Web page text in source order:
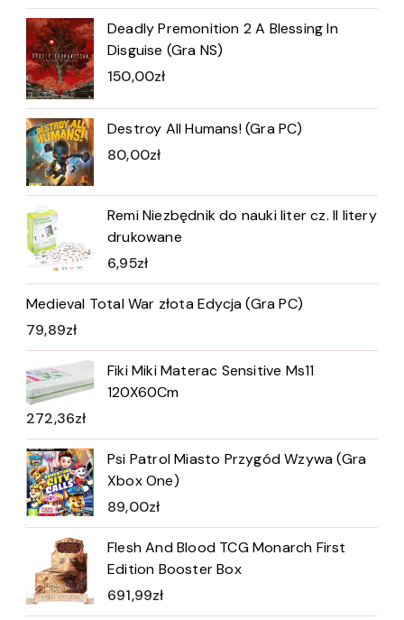
Deadly Premonition 2 A Blessing In
Disguise (Gra NS)
150,00zł
Destroy All Humans! (Gra PC)
80,00zł
Remi Niezbędnik do nauki liter cz. II litery
drukowane
6,95zł
Medieval Total War złota Edycja (Gra PC)
79,89zł
Fiki Miki Materac Sensitive Ms11
120X60Cm
272,36zł
Psi Patrol Miasto Przygód Wzywa (Gra
Xbox One)
89,00zł
Flesh And Blood TCG Monarch First
Edition Booster Box
691,99zł